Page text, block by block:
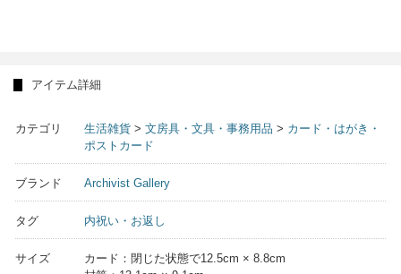
アイテム詳細
カテゴリ 生活雑貨 > 文房具・文具・事務用品 > カード・はがき・
ポストカード
ブランド Archivist Gallery
タグ 内祝い・お返し
サイズ
カード：閉じた状態で12.5cm × 8.8cm